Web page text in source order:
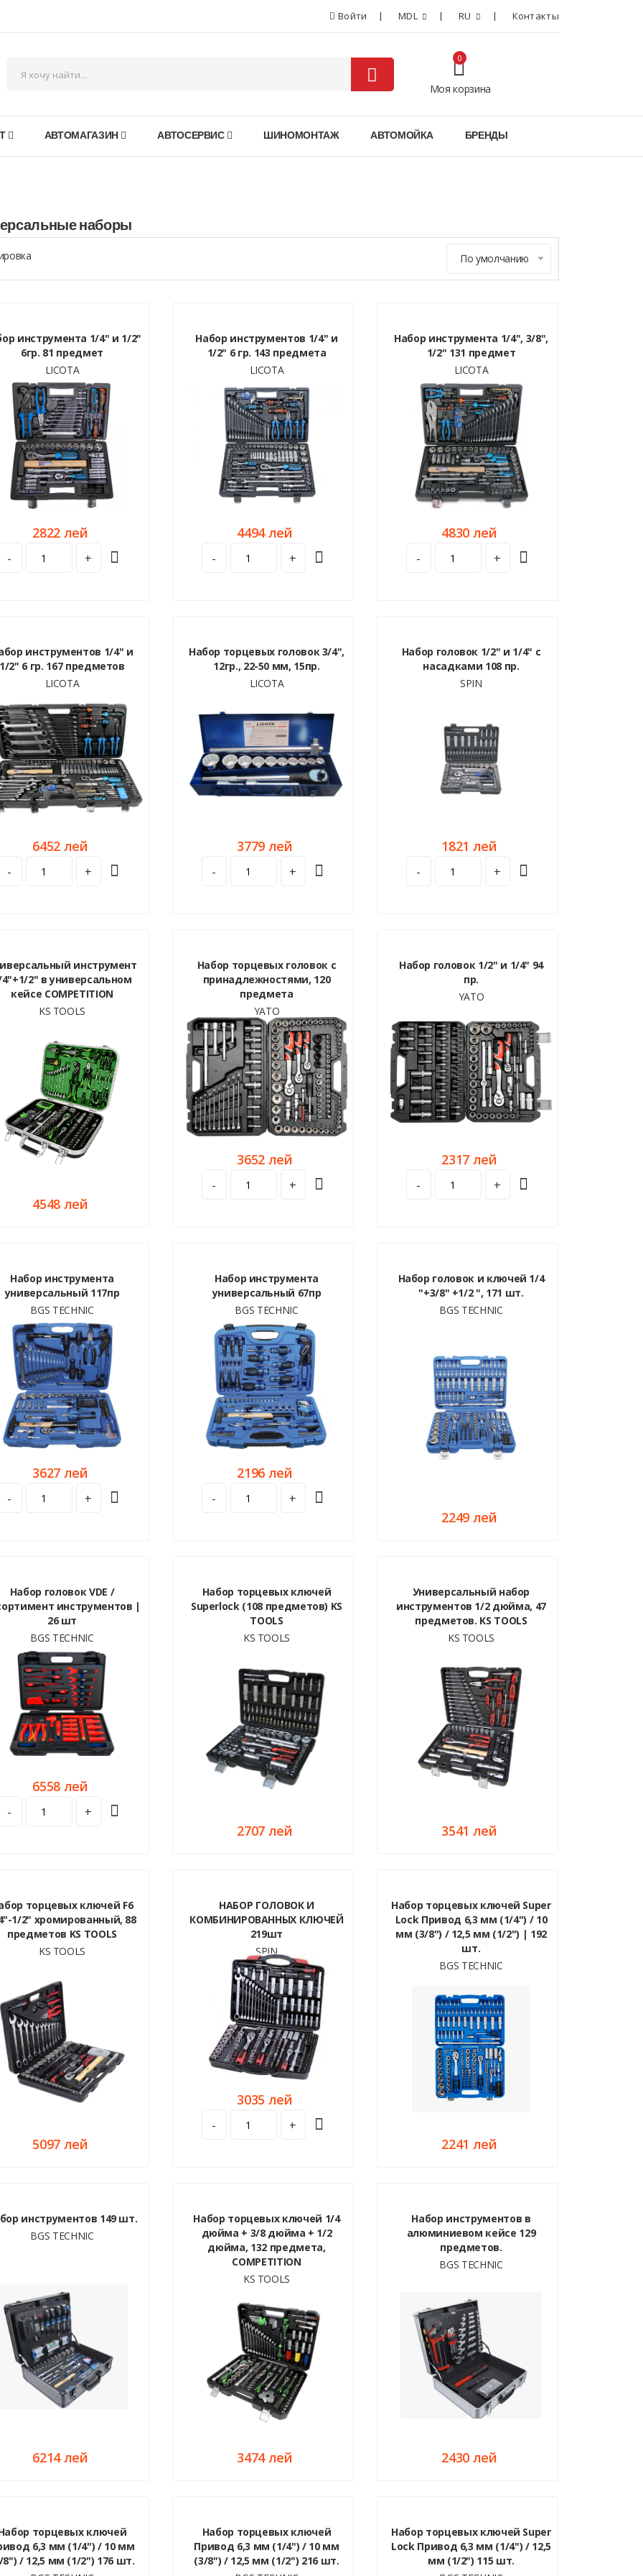
Войти MDL RU Контакты
Моя корзина
0
АВТОМАГАЗИН АВТОСЕРВИС ШИНОМОНТАЖ АВТОМОЙКА БРЕНДЫ
наборы
По умолчанию
инструмента 1/4" и 1/2"
6гр. 81 предмет
LICOTA
2822 лей
- +
Набор инструментов 1/4" и
1/2" 6 гр. 143 предмета
LICOTA
4494 лей
- +
Набор инструмента 1/4", 3/8",
1/2" 131 предмет
LICOTA
4830 лей
- +
инструментов 1/4" и
1/2" 6 гр. 167 предметов
LICOTA
6452 лей
- +
Набор торцевых головок 3/4",
12гр., 22-50 мм, 15пр.
LICOTA
3779 лей
- +
Набор головок 1/2" и 1/4" с
насадками 108 пр.
SPIN
1821 лей
- +
инструмент
2" в универсальном
кейсе COMPETITION
KS TOOLS
4548 лей
Набор торцевых головок с
принадлежностями, 120
предмета
YATO
3652 лей
- +
Набор головок 1/2" и 1/4" 94
пр.
YATO
2317 лей
- +
Набор инструмента
универсальный 117пр
BGS TECHNIC
3627 лей
- +
Набор инструмента
универсальный 67пр
BGS TECHNIC
2196 лей
- +
Набор головок и ключей 1/4
"+3/8" +1/2 ", 171 шт.
BGS TECHNIC
2249 лей
Набор головок VDE /
инструментов |
26 шт
BGS TECHNIC
6558 лей
- +
Набор торцевых ключей
Superlock (108 предметов) KS
TOOLS
KS TOOLS
2707 лей
Универсальный набор
инструментов 1/2 дюйма, 47
предметов. KS TOOLS
KS TOOLS
3541 лей
торцевых ключей F6
1/2" хромированный, 88
предметов KS TOOLS
KS TOOLS
5097 лей
НАБОР ГОЛОВОК И
КОМБИНИРОВАННЫХ КЛЮЧЕЙ
219шт
SPIN
3035 лей
- +
Набор торцевых ключей Super
Lock Привод 6,3 мм (1/4") / 10
мм (3/8") / 12,5 мм (1/2") | 192
шт.
BGS TECHNIC
2241 лей
инструментов 149 шт.
BGS TECHNIC
6214 лей
Набор торцевых ключей 1/4
дюйма + 3/8 дюйма + 1/2
дюйма, 132 предмета,
COMPETITION
KS TOOLS
3474 лей
Набор инструментов в
алюминиевом кейсе 129
предметов.
BGS TECHNIC
2430 лей
торцевых ключей
6,3 мм (1/4") / 10 мм
8") / 12,5 мм (1/2") 176 шт.
Набор торцевых ключей
Привод 6,3 мм (1/4") / 10 мм
(3/8") / 12,5 мм (1/2") 216 шт.
Набор торцевых ключей Super
Lock Привод 6,3 мм (1/4") / 12,5
мм (1/2") 115 шт.